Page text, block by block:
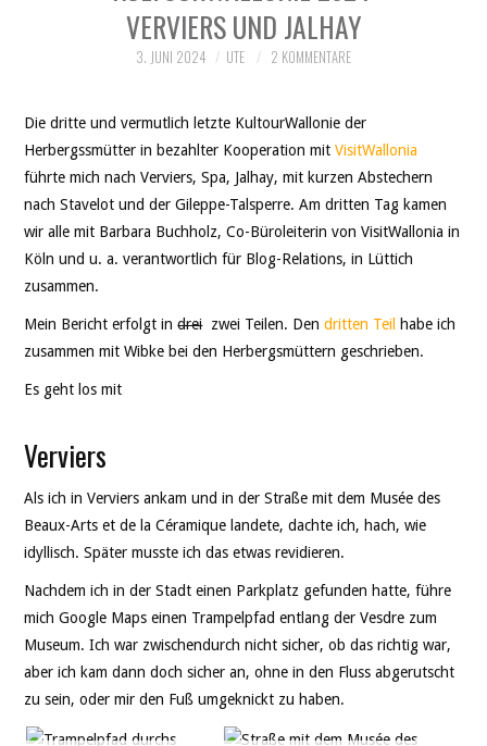
VERVIERS UND JALHAY
3. JUNI 2024 UTE 2 KOMMENTARE
Die dritte und vermutlich letzte KultourWallonie der
Herbergssmütter in bezahlter Kooperation mitVisitWallonia
führte mich nach Verviers, Spa, Jalhay, mit kurzen Abstechern
nach Stavelot und der Gileppe-Talsperre. Am dritten Tag kamen
wir alle mit Barbara Buchholz, Co-Büroleiterin von VisitWallonia in
Köln und u. a. verantwortlich für Blog-Relations, in Lüttich
zusammen.
Mein Bericht erfolgt indreizwei Teilen. Dendritten Teil habe ich
zusammen mit Wibke bei den Herbergsmüttern geschrieben.
Es geht los mit
Verviers
Als ich in Verviers ankam und in der Straße mit dem Musée des
Beaux-Arts et de la Céramique landete, dachte ich, hach, wie
idyllisch. Später musste ich das etwas revidieren.
Nachdem ich in der Stadt einen Parkplatz gefunden hatte, führe
mich Google Maps einen Trampelpfad entlang der Vesdre zum
Museum. Ich war zwischendurch nicht sicher, ob das richtig war,
aber ich kam dann doch sicher an, ohne in den Fluss abgerutscht
zu sein, oder mir den Fuß umgeknickt zu haben.